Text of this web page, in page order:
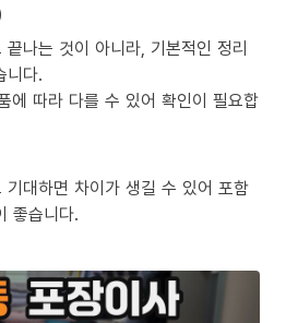
나는 것이 아니라, 기본적인 정리
니다.
에 따라 다를 수 있어 확인이 필요합
대하면 차이가 생길 수 있어 포함
좋습니다.